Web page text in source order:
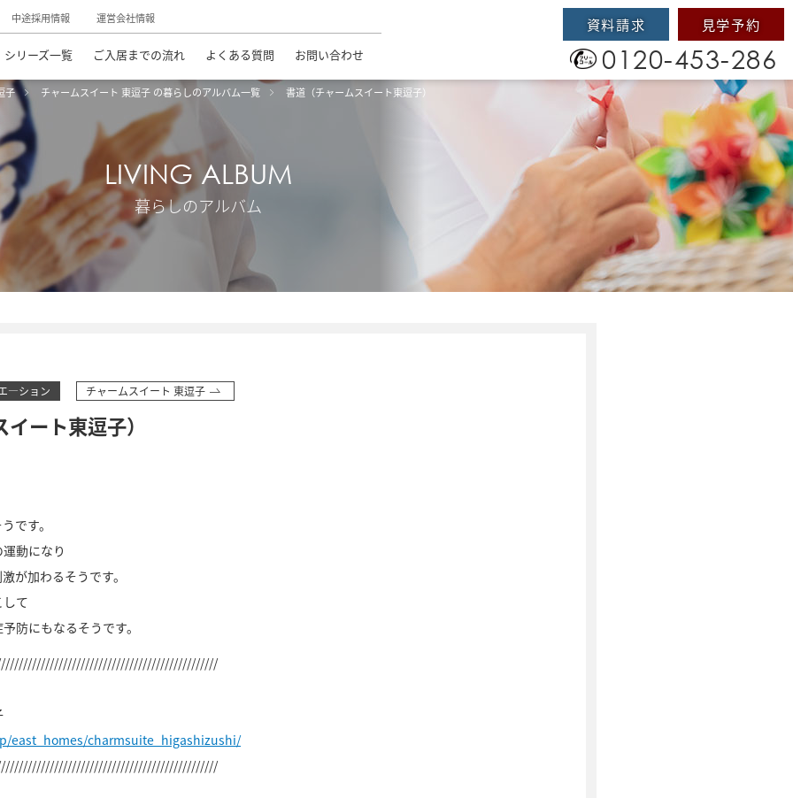
中途採用情報 運営会社情報
シリーズ一覧 ご入居までの流れ よくある質問 お問い合わせ
資料請求 見学予約
0120-453-286
子 チャームスイート 東逗子 の暮らしのアルバム一覧 書道（チャームスイート東逗子）
LIVING ALBUM
暮らしのアルバム
―ション チャームスイート 東逗子
ート東逗子）
です。
動になり
が加わるそうです。
て
防にもなるそうです。
east_homes/charmsuite_higashizushi/